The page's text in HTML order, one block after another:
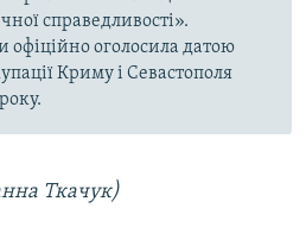
справедливості».
офіційно оголосила датою
Криму і Севастополя
Ткачук)